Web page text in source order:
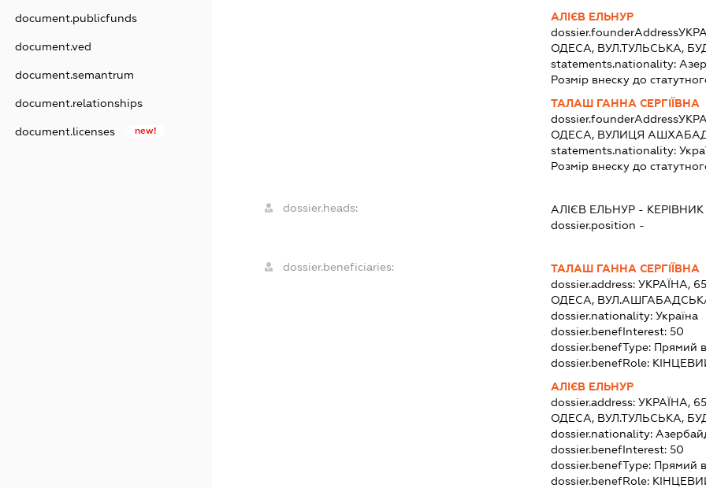
document.publicfunds
document.ved
document.semantrum
document.relationships
document.licenses new!
АЛІЄВ ЕЛЬНУР
dossier.founderAddress
ОДЕСА, ВУЛ.ТУЛЬСЬКА,
statements.nationality:
Розмір внеску до
ТАЛАШ ГАННА СЕРГІЇВНА
dossier.founderAddress
ОДЕСА, ВУЛИЦЯ
statements.nationality:
Розмір внеску до
dossier.heads: АЛІЄВ ЕЛЬНУР- КЕРІВНИК
dossier.position -
dossier.beneficiaries:
ТАЛАШ ГАННА СЕРГІЇВНА
dossier.address: УКРАЇНА,
ОДЕСА,
dossier.nationality: Україна
dossier.benefInterest: 50
dossier.benefType: Прямий
dossier.benefRole:
АЛІЄВ ЕЛЬНУР
dossier.address: УКРАЇНА,
ОДЕСА, ВУЛ.ТУЛЬСЬКА,
dossier.nationality:
dossier.benefInterest: 50
dossier.benefType: Прямий
dossier.benefRole: